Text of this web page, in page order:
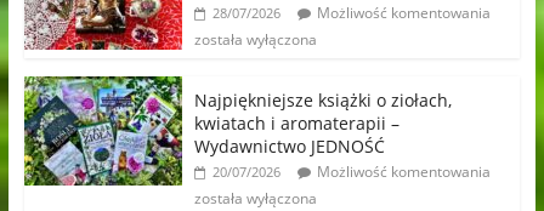
28/07/2026
Możliwość komentowania
została wyłączona
Najpiękniejsze książki o ziołach,
kwiatach i aromaterapii –
Wydawnictwo JEDNOŚĆ
20/07/2026
Możliwość komentowania
została wyłączona